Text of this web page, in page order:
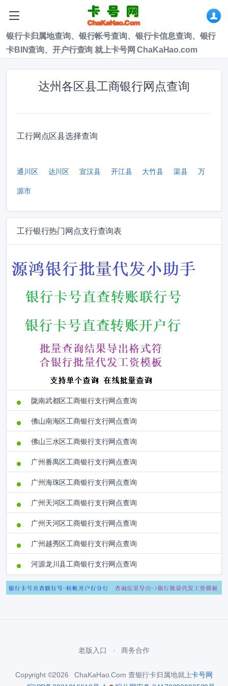
银行卡归属地查询、银行帐号查询、银行卡信息查询、银行
卡BIN查询、开户行查询 就上卡号网 ChaKaHao.com
达州各区县工商银行网点查询
工行网点区县选择查询
通川区 达川区 宣汉县 开江县 大竹县 渠县 万
源市
工行银行热门网点支行查询表
陇南武都区工商银行支行网点查询
佛山南海区工商银行支行网点查询
佛山三水区工商银行支行网点查询
广州番禺区工商银行支行网点查询
广州海珠区工商银行支行网点查询
广州天河区工商银行支行网点查询
广州天河区工商银行支行网点查询
广州越秀区工商银行支行网点查询
河源龙川县工商银行支行网点查询
老版入口 商务合作
Copyright ©2026 ChaKaHao.Com 查银行卡归属地就上卡号网